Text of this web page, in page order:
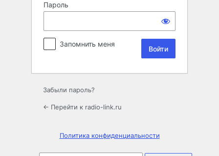
Пароль
Запомнить меня
Забыли пароль?
← Перейти к radio-link.ru
Политика конфиденциальности